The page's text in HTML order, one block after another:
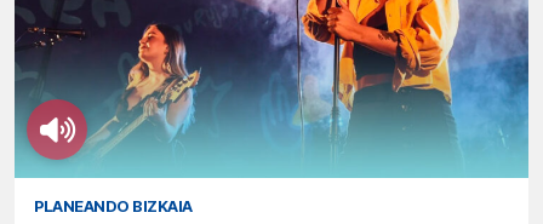
PLANEANDO BIZKAIA